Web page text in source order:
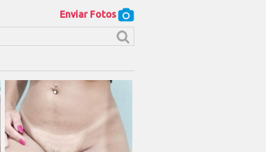
Enviar Fotos